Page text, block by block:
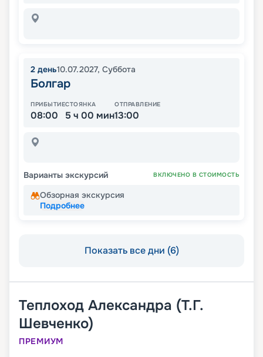
2 день10.07.2027, Суббота
Болгар
ПРИБЫТИЕ
08:00
СТОЯНКА
5 ч 00 мин
ОТПРАВЛЕНИЕ
13:00
Варианты экскурсий ВКЛЮЧЕНО В СТОИМОСТЬ
Обзорная экскурсия
Подробнее
Показать все дни (6)
Теплоход Александра (Т.Г.
Шевченко)
ПРЕМИУМ